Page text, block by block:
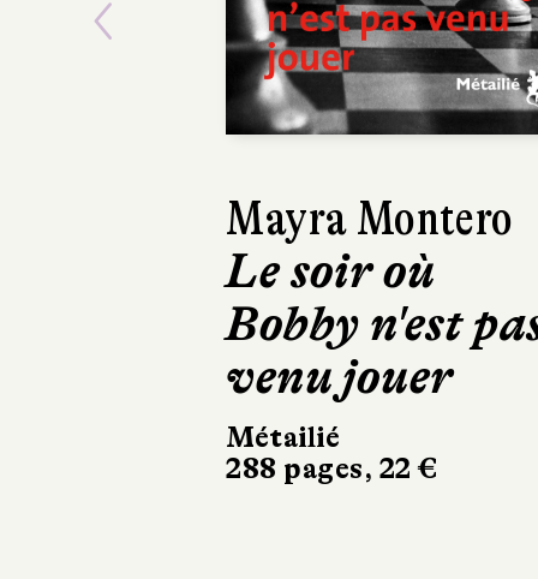
Víctor del Árbol
Le Temps des
bêtes féroces
Actes Sud
Previous